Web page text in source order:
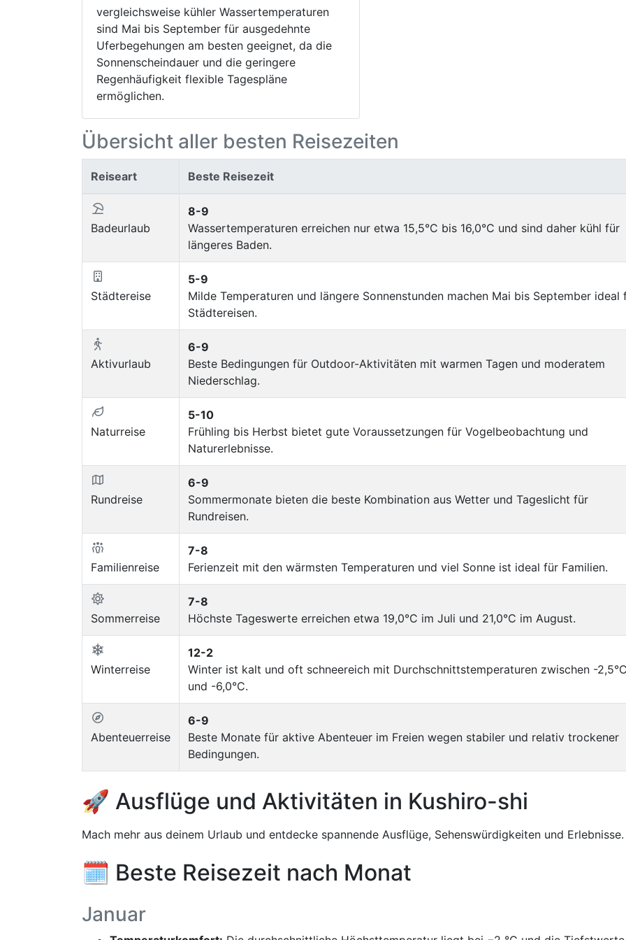
vergleichsweise kühler Wassertemperaturen
sind Mai bis September für ausgedehnte
Uferbegehungen am besten geeignet, da die
Sonnenscheindauer und die geringere
Regenhäufigkeit flexible Tagespläne
ermöglichen.
Übersicht aller besten Reisezeiten
Reiseart Beste Reisezeit
Badeurlaub
8-9
Wassertemperaturen erreichen nur etwa 15,5°C bis 16,0°C und sind daher kühl für
längeres Baden.
Städtereise
5-9
Milde Temperaturen und längere Sonnenstunden machen Mai bis September ideal
Städtereisen.
Aktivurlaub
6-9
Beste Bedingungen für Outdoor-Aktivitäten mit warmen Tagen und moderatem
Niederschlag.
Naturreise
5-10
Frühling bis Herbst bietet gute Voraussetzungen für Vogelbeobachtung und
Naturerlebnisse.
Rundreise
6-9
Sommermonate bieten die beste Kombination aus Wetter und Tageslicht für
Rundreisen.
Familienreise
7-8
Ferienzeit mit den wärmsten Temperaturen und viel Sonne ist ideal für Familien.
Sommerreise
7-8
Höchste Tageswerte erreichen etwa 19,0°C im Juli und 21,0°C im August.
Winterreise
12-2
Winter ist kalt und oft schneereich mit Durchschnittstemperaturen zwischen -
und -6,0°C.
Abenteuerreise
6-9
Beste Monate für aktive Abenteuer im Freien wegen stabiler und relativ trockener
Bedingungen.
🚀 Ausflüge und Aktivitäten in Kushiro-shi
Mach mehr aus deinem Urlaub und entdecke spannende Ausflüge, Sehenswürdigkeiten und Erlebnisse.
🗓️ Beste Reisezeit nach Monat
Januar